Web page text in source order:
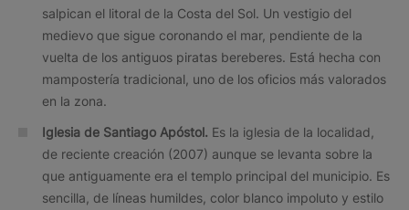
salpican el litoral de la Costa del Sol. Un vestigio del
medievo que sigue coronando el mar, pendiente de la
vuelta de los antiguos piratas bereberes. Está hecha con
mampostería tradicional, uno de los oficios más valorados
en la zona.
Iglesia de Santiago Apóstol. Es la iglesia de la localidad,
de reciente creación (2007) aunque se levanta sobre la
que antiguamente era el templo principal del municipio. Es
sencilla, de líneas humildes, color blanco impoluto y estilo